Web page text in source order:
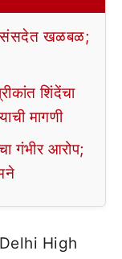
संसदेत खळबळ;
शिंदेंचा
मागणी
गंभीर आरोप;
Delhi High